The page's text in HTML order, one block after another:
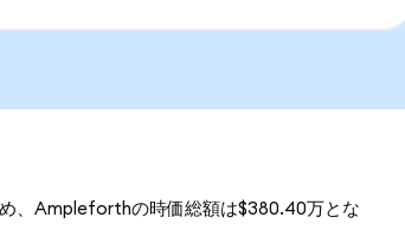
、Ampleforthの時価総額は$380.40万とな